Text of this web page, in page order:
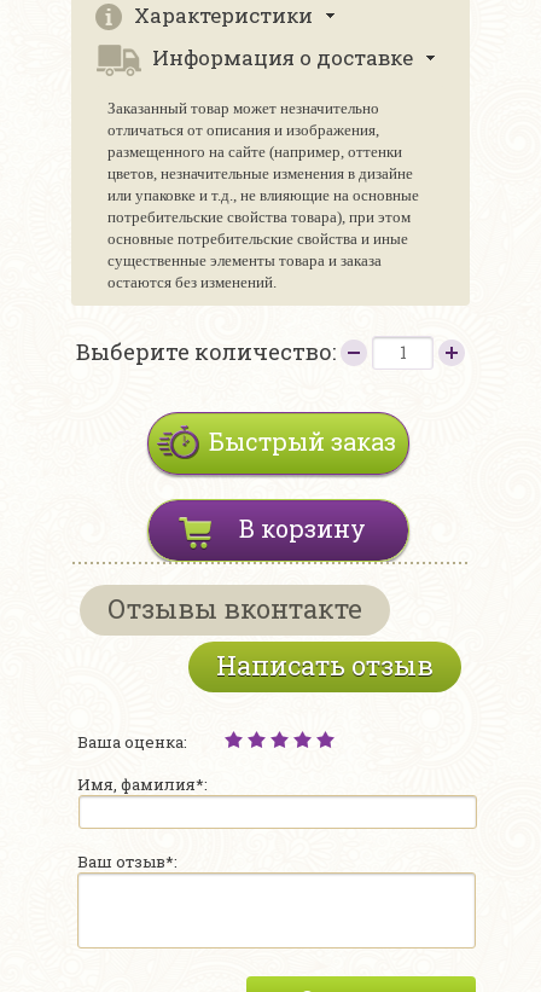
Характеристики
Информация о доставке
Заказанный товар может незначительно
отличаться от описания и изображения,
размещенного на сайте (например, оттенки
цветов, незначительные изменения в дизайне
или упаковке и т.д., не влияющие на основные
потребительские свойства товара), при этом
основные потребительские свойства и иные
существенные элементы товара и заказа
остаются без изменений.
Выберите количество:
Быстрый заказ
В корзину
Отзывы вконтакте
Написать отзыв
Ваша оценка:
Имя, фамилия*:
Ваш отзыв*: